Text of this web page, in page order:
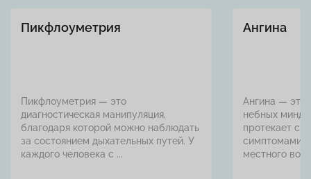
Пикфлоуметрия
Пикфлоуметрия — это
диагностическая манипуляция,
благодаря которой можно наблюдать
за состоянием дыхательных путей. У
каждого человека с ...
Ангина
Ангина — это
небных
протекает с
симптомами
местного